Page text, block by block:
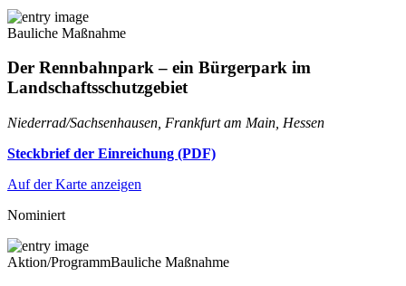
Bauliche Maßnahme
Der Rennbahnpark – ein Bürgerpark im
Landschaftsschutzgebiet
Niederrad/Sachsenhausen, Frankfurt am Main, Hessen
Steckbrief der Einreichung (PDF)
Auf der Karte anzeigen
Nominiert
Aktion/ProgrammBauliche Maßnahme